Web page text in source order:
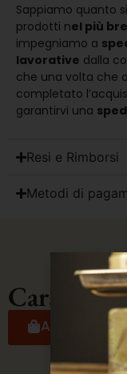
Sappiamo quanto
prodotti nel più
impegniamo a
lavorative dalla
che una volta che
completato
garantirvi una
Resi e Rimborsi
Metodi di
ACQUISTA